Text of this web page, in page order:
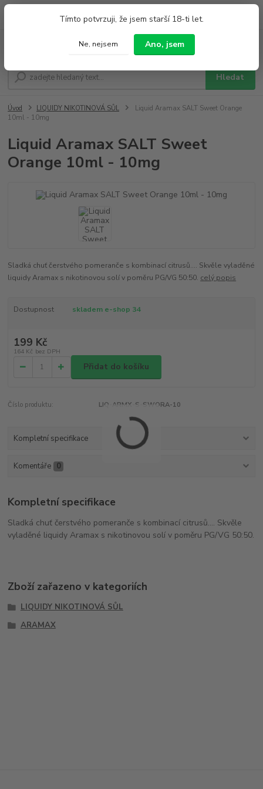
Tímto potvrzuji, že jsem starší 18-ti let.
Ne, nejsem Ano, jsem
Hledat
Po - Pá 9:00 - 19:00 So 9:00 - 14:00
Úvod LIQUIDY NIKOTINOVÁ SŮL
Liquid Aramax SALT Sweet Orange
10ml - 10mg
Liquid Aramax SALT Sweet
Orange 10ml - 10mg
Sladká chuť čerstvého pomeranče s kombinací citrusů.... Skvěle vyladěné
liquidy Aramax s nikotinovou solí v poměru PG/VG 50:50. celý popis
Dostupnost skladem e-shop 34
199 Kč
164 Kč bez DPH
Přidat do košíku
Číslo produktu: LIQ-ARMX-S-SWORA-10
Kompletní specifikace
Komentáře 0
Kompletní specifikace
Sladká chuť čerstvého pomeranče s kombinací citrusů.... Skvěle
vyladěné liquidy Aramax s nikotinovou solí v poměru PG/VG 50:50.
Zboží zařazeno v kategoriích
LIQUIDY NIKOTINOVÁ SŮL
ARAMAX